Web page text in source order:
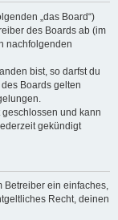
„das Board“)
des Boards ab (im
nachfolgenden
bist, so darfst du
Boards gelten
und kann
gekündigt
Betreiber ein einfaches,
Recht, deinen